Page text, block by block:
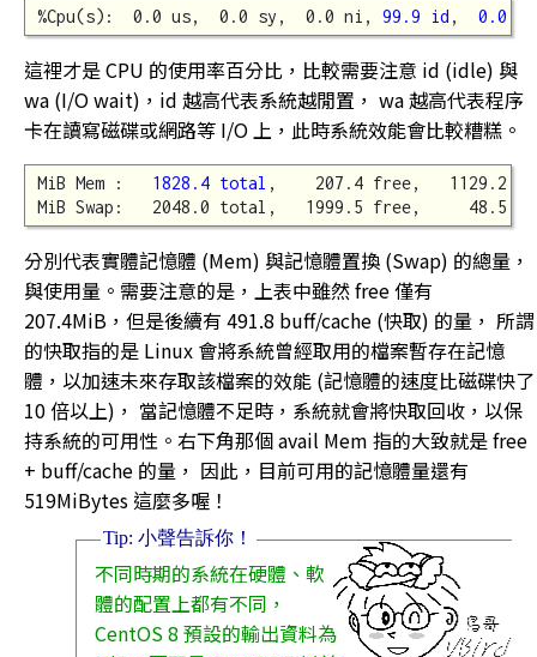
%Cpu(s):  0.0 us,  0.0 sy,  0.0 ni, 99.9 id , 0.0 wa
這裡才是 CPU 的使用率百分比，比較需要注意 id (idle) 與
wa (I/O wait)，id 越高代表系統越閒置， wa 越高代表程序
卡在讀寫磁碟或網路等 I/O 上，此時系統效能會比較糟糕。
MiB Mem : 1828.4 total ,    207.4 free,   1129.2
MiB Swap:   2048.0 total,   1999.5 free,
分別代表實體記憶體 (Mem) 與記憶體置換 (Swap) 的總量，
與使用量。需要注意的是，上表中雖然 free 僅有
207.4MiB，但是後續有 491.8 buff/cache (快取) 的量， 所謂
的快取指的是 Linux 會將系統曾經取用的檔案暫存在記憶
體，以加速未來存取該檔案的效能 (記憶體的速度比磁碟快了
10 倍以上)， 當記憶體不足時，系統就會將快取回收，以保
持系統的可用性。右下角那個 avail Mem 指的大致就是 free
+ buff/cache 的量， 因此，目前可用的記憶體量還有
519MiBytes 這麼多喔！
不同時期的系統在硬體、軟
體的配置上都有不同，
CentOS 8 預設的輸出資料為